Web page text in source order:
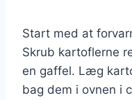
Start med at
Skrub kartoflerne
en gaffel. Læg
bag dem i ovnen i